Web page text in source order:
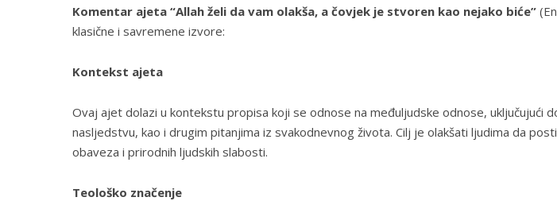
Komentar ajeta “Allah želi da vam olakša, a čovjek je stvoren kao nejako biće”(
klasične i savremene izvore:
Kontekst ajeta
Ovaj ajet dolazi u kontekstu propisa koji se odnose na međuljudske odnose, uključujući
nasljedstvu, kao i drugim pitanjima iz svakodnevnog života. Cilj je olakšati ljudima da
obaveza i prirodnih ljudskih slabosti.
Teološko značenje